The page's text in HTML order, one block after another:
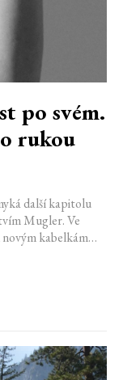
po svém.
rukou
další kapitolu
Mugler. Ve
kabelkám
a dávných